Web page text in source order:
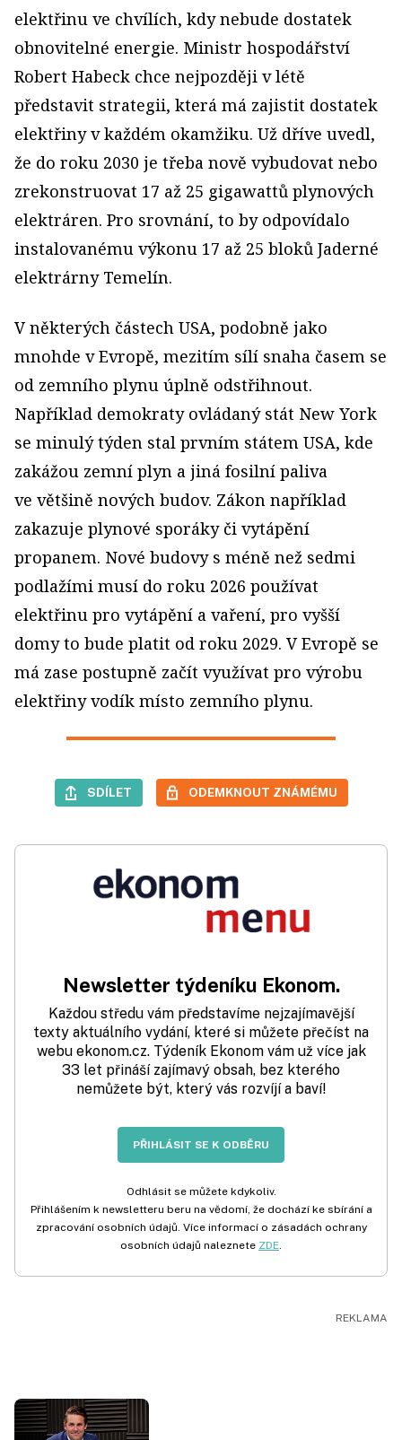
elektřinu ve chvílích, kdy nebude dostatek
obnovitelné energie. Ministr hospodářství
Robert Habeck chce nejpozději v létě
představit strategii, která má zajistit dostatek
elektřiny v každém okamžiku. Už dříve uvedl,
že do roku 2030 je třeba nově vybu­dovat nebo
zrekonstruovat 17 až 25 giga­wattů plynových
elektráren. Pro srov­nání, to by odpovídalo
instalovanému výkonu 17 až 25 bloků Jaderné
elektrárny Temelín.
V některých částech USA, podobně jako
mnohde v Evropě, mezitím sílí snaha časem se
od zemního plynu úplně odstřihnout.
Například demokraty ovládaný stát New York
se minulý týden stal prvním státem USA, kde
zakážou zemní plyn a jiná fosilní paliva
ve většině nových budov. Zákon například
zakazuje plynové sporáky či vytápění
propanem. Nové budovy s méně než sedmi
podlažími musí do roku 2026 používat
elektřinu pro vytápění a vaření, pro vyšší
domy to bude platit od roku 2029. V Evropě se
má zase postupně začít využívat pro výrobu
elektřiny vodík místo zemního plynu.
SDÍLET ODEMKNOUT ZNÁMÉMU
Newsletter týdeníku Ekonom.
Každou středu vám představíme nejzajímavější
texty aktuálního vydání, které si můžete přečíst na
webu ekonom.cz. Týdeník Ekonom vám už více jak
33 let přináší zajímavý obsah, bez kterého
nemůžete být, který vás rozvíjí a baví!
PŘIHLÁSIT SE K ODBĚRU
Odhlásit se můžete kdykoliv.
Přihlášením k newsletteru beru na vědomí, že dochází ke sbírání a
zpracování osobních údajů. Více informací o zásadách ochrany
osobních údajů naleznete ZDE.